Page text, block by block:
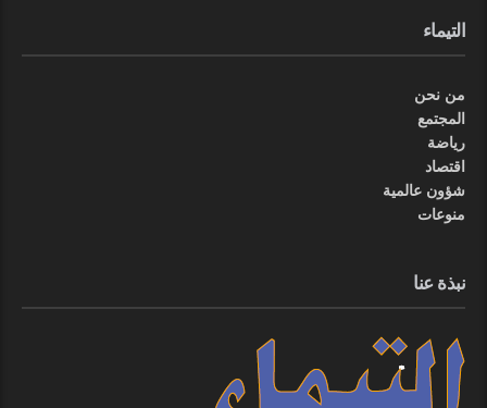
التيماء
من نحن
المجتمع
رياضة
اقتصاد
شؤون عالمية
منوعات
نبذة عنا